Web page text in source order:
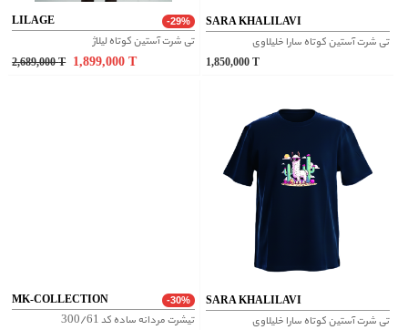
LILAGE -29%
تی شرت آستین کوتاه لیلاژ
2,689,000 T 1,899,000
SARA KHALILAVI
تی شرت آستین کوتاه سارا خلیلاوی
1,850,000
MK-COLLECTION -30%
تیشرت مردانه ساده کد 300/61
SARA KHALILAVI
تی شرت آستین کوتاه سارا خلیلاوی